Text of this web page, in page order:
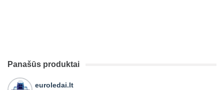
Panašūs produktai
euroledai.lt